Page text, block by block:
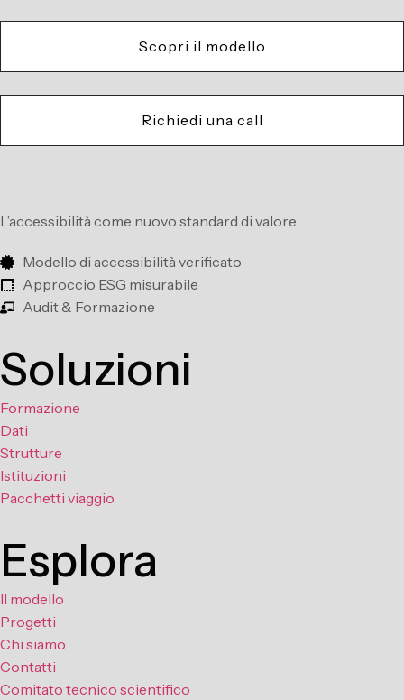
Scopri il modello
Richiedi una call
L’accessibilità come nuovo standard di valore.
Modello di accessibilità verificato
Approccio ESG misurabile
Audit & Formazione
Soluzioni
Formazione
Dati
Strutture
Istituzioni
Pacchetti viaggio
Esplora
Il modello
Progetti
Chi siamo
Contatti
Comitato tecnico scientifico